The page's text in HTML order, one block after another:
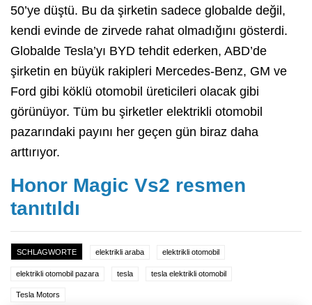
50’ye düştü. Bu da şirketin sadece globalde değil,
kendi evinde de zirvede rahat olmadığını gösterdi.
Globalde Tesla’yı BYD tehdit ederken, ABD’de
şirketin en büyük rakipleri Mercedes-Benz, GM ve
Ford gibi köklü otomobil üreticileri olacak gibi
görünüyor. Tüm bu şirketler elektrikli otomobil
pazarındaki payını her geçen gün biraz daha
arttırıyor.
Honor Magic Vs2 resmen
tanıtıldı
SCHLAGWORTE elektrikli araba elektrikli otomobil
elektrikli otomobil pazara tesla tesla elektrikli otomobil
Tesla Motors